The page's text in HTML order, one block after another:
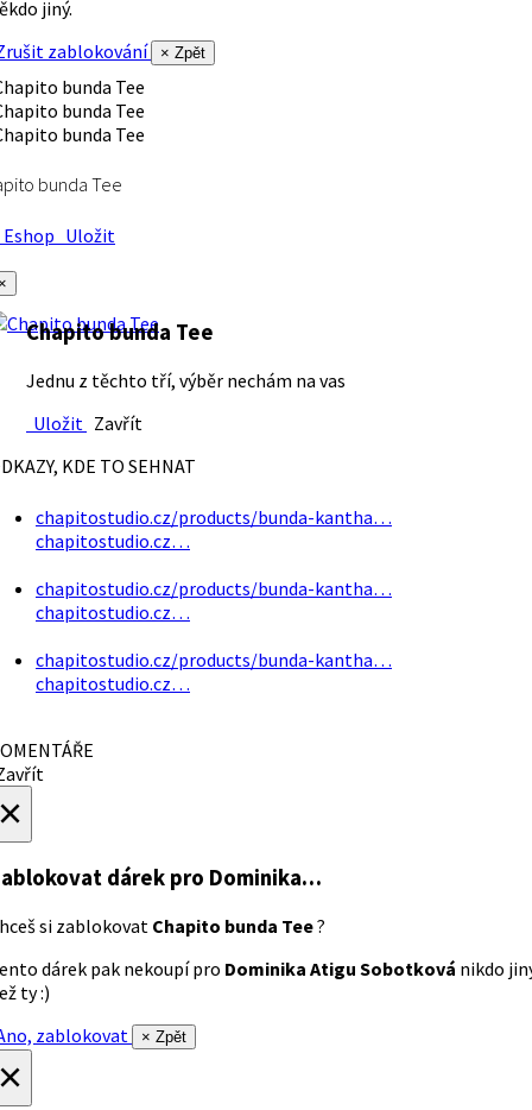
jiný.
zablokování
× Zpět
bunda Tee
Uložit
Chapito bunda Tee
Jednu z těchto tří, výběr nechám na vas
Uložit Zavřít
KDE TO SEHNAT
chapitostudio.cz/products/bunda-kantha…
chapitostudio.cz…
chapitostudio.cz/products/bunda-kantha…
chapitostudio.cz…
chapitostudio.cz/products/bunda-kantha…
chapitostudio.cz…
dárek pro Dominika…
si zablokovat Chapito bunda Tee?
dárek pak nekoupí pro Dominika Atigu Sobotková nikdo
ty :)
zablokovat
× Zpět